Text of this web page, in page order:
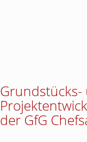
Grundstücks-
der GfG